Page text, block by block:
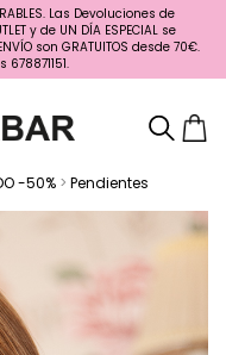
Las Devoluciones de
y de UN DÍA ESPECIAL se
son GRATUITOS desde 70€.
-50% > Pendientes